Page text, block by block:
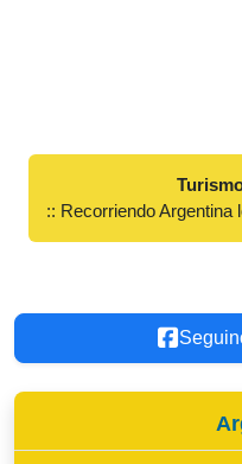
:: Recorriendo Argentina